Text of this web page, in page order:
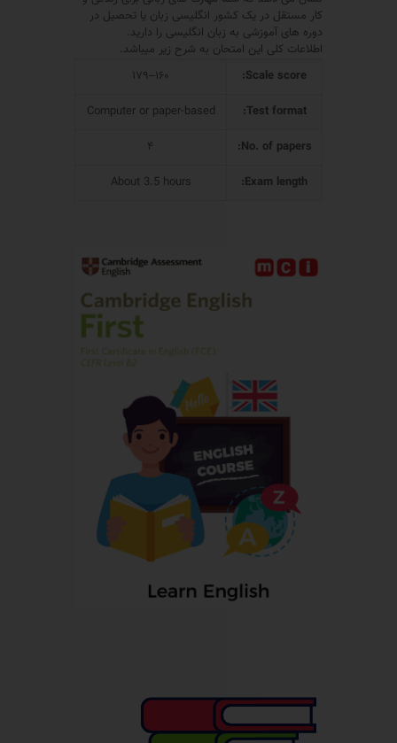
کار مستقل در یک کشور انگلیسی زبان یا تحصیل در
دوره های آموزشی به زبان انگلیسی را دارید.
اطلاعات کلی این امتحان به شرح زیر میباشد.
Scale score:
۱۶۰–۱۷۹
Test format:
Computer or paper-based
No. of papers:
۴
Exam length:
About 3.5 hours